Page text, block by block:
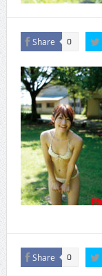
Share 0
Share 0